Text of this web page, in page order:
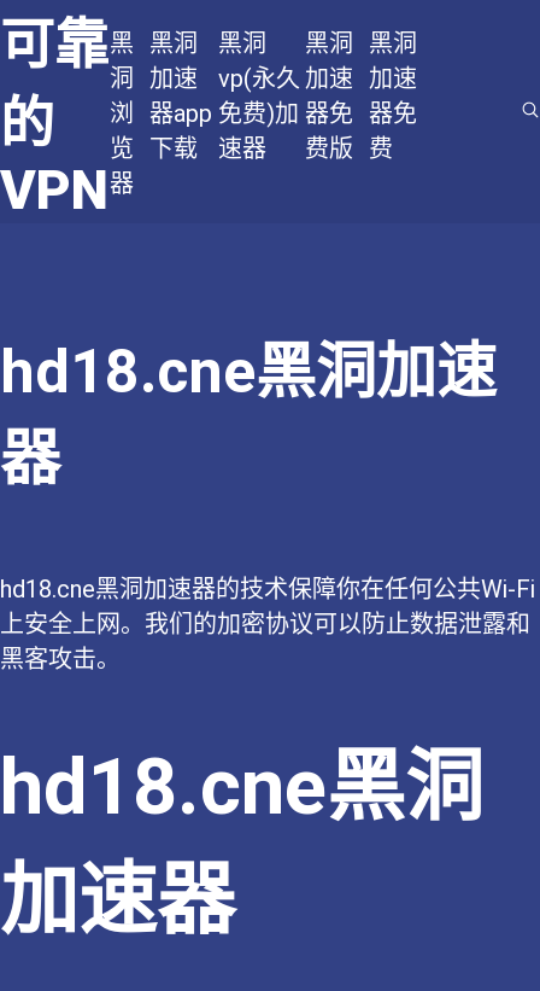
可靠
的
VPN
黑
洞
浏
览
器
黑洞
加速
器app
下载
黑洞
vp(永久
免费)加
速器
黑洞
加速
器免
费版
黑洞
加速
器免
费
hd18.cne黑洞加速
器
hd18.cne黑洞加速器的技术保障你在任何公共Wi-Fi
上安全上网。我们的加密协议可以防止数据泄露和
黑客攻击。
hd18.cne黑洞
加速器